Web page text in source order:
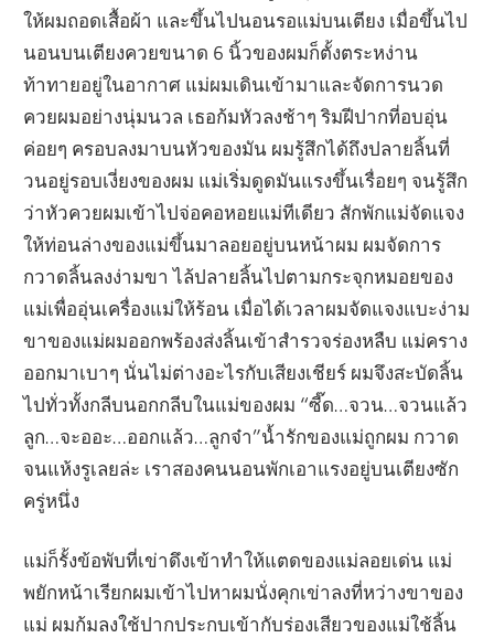
ให้ผมถอดเสื้อผ้า และขึ้นไปนอนรอแม่บนเตียง เมื่อขึ้นไป
นอนบนเตียงควยขนาด 6 นิ้วของผมก็ตั้งตระหง่าน
ท้าทายอยู่ในอากาศ แม่ผมเดินเข้ามาและจัดการนวด
ควยผมอย่างนุ่มนวล เธอก้มหัวลงช้าๆ ริมฝีปากที่อบอุ่น
ค่อยๆ ครอบลงมาบนหัวของมัน ผมรู้สึกได้ถึงปลายลิ้นที่
วนอยู่รอบเงี่ยงของผม แม่เริ่มดูดมันแรงขึ้นเรื่อยๆ จนรู้สึก
ว่าหัวควยผมเข้าไปจ่อคอหอยแม่ทีเดียว สักพักแม่จัดแจง
ให้ท่อนล่างของแม่ขึ้นมาลอยอยู่บนหน้าผม ผมจัดการ
กวาดลิ้นลงง่ามขา ไล้ปลายลิ้นไปตามกระจุกหมอยของ
แม่เพื่ออุ่นเครื่องแม่ให้ร้อน เมื่อได้เวลาผมจัดแจงแบะง่าม
ขาของแม่ผมออกพร้องส่งลิ้นเข้าสำรวจร่องหลืบ แม่คราง
ออกมาเบาๆ นั่นไม่ต่างอะไรกับเสียงเชียร์ ผมจึงสะบัดลิ้น
ไปทั่วทั้งกลีบนอกกลีบในแม่ของผม “ซี๊ด…จวน…จวนแล้ว
ลูก…จะออะ…ออกแล้ว…ลูกจ๋า”น้ำรักของแม่ถูกผม กวาด
จนแห้งรูเลยล่ะ เราสองคนนอนพักเอาแรงอยู่บนเตียงซัก
ครู่หนึ่ง
แม่ก็รั้งข้อพับที่เข่าดึงเข้าทำให้แตดของแม่ลอยเด่น แม่
พยักหน้าเรียกผมเข้าไปหาผมนั่งคุกเข่าลงที่หว่างขาของ
แม่ ผมก้มลงใช้ปากประกบเข้ากับร่องเสียวของแม่ใช้ลิ้น